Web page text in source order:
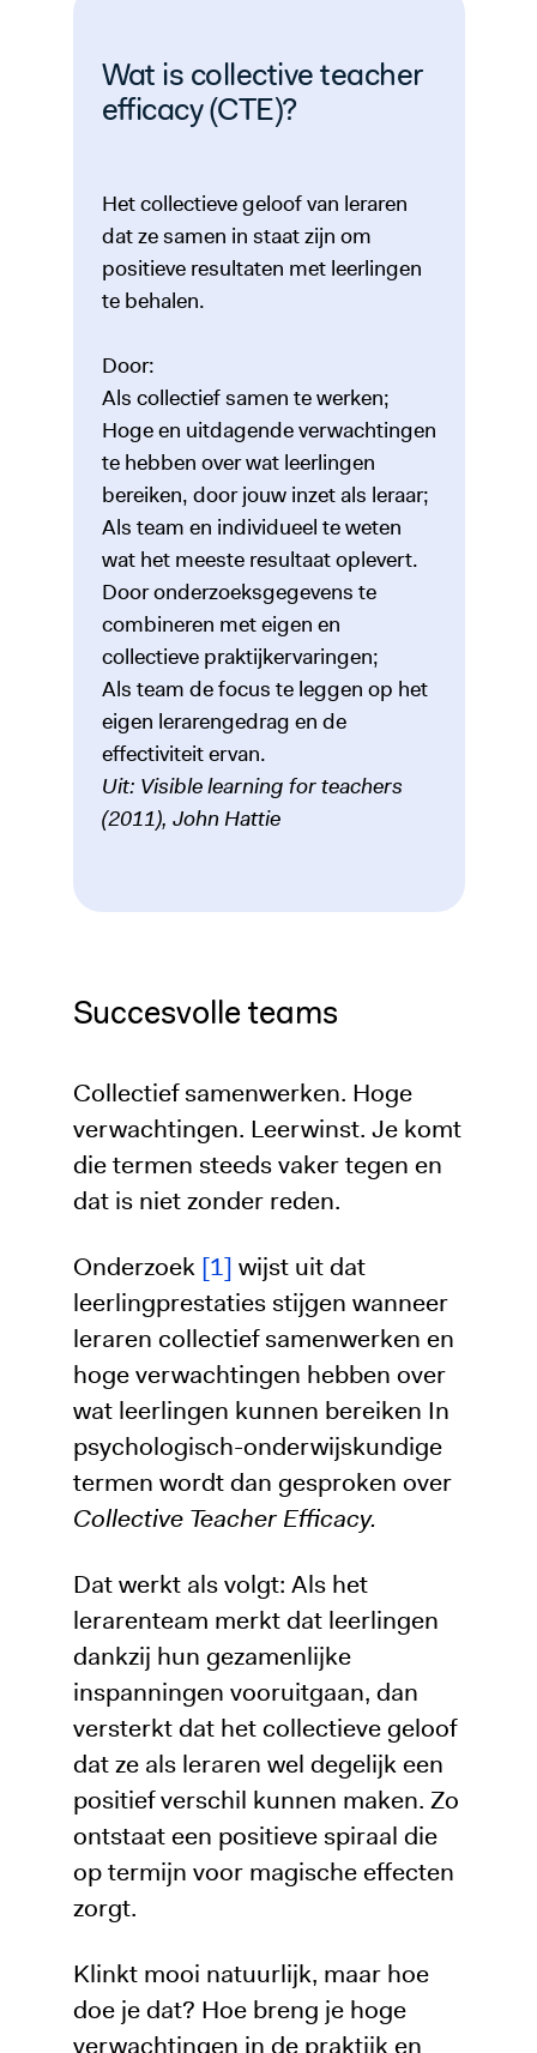
Wat is collective teacher
efficacy (CTE)?
Het collectieve geloof van leraren
dat ze samen in staat zijn om
positieve resultaten met leerlingen
te behalen.
Door:
Als collectief samen te werken;
Hoge en uitdagende verwachtingen
te hebben over wat leerlingen
bereiken, door jouw inzet als leraar;
Als team en individueel te weten
wat het meeste resultaat oplevert.
Door onderzoeksgegevens te
combineren met eigen en
collectieve praktijkervaringen;
Als team de focus te leggen op het
eigen lerarengedrag en de
effectiviteit ervan.
Uit: Visible learning for teachers
(2011), John Hattie
Succesvolle teams
Collectief samenwerken. Hoge
verwachtingen. Leerwinst. Je komt
die termen steeds vaker tegen en
dat is niet zonder reden.
Onderzoek [1] wijst uit dat
leerlingprestaties stijgen wanneer
leraren collectief samenwerken en
hoge verwachtingen hebben over
wat leerlingen kunnen bereiken In
psychologisch-onderwijskundige
termen wordt dan gesproken over
Collective Teacher Efficacy.
Dat werkt als volgt: Als het
lerarenteam merkt dat leerlingen
dankzij hun gezamenlijke
inspanningen vooruitgaan, dan
versterkt dat het collectieve geloof
dat ze als leraren wel degelijk een
positief verschil kunnen maken. Zo
ontstaat een positieve spiraal die
op termijn voor magische effecten
zorgt.
Klinkt mooi natuurlijk, maar hoe
doe je dat? Hoe breng je hoge
verwachtingen in de praktijk en